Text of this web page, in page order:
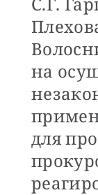
на
для